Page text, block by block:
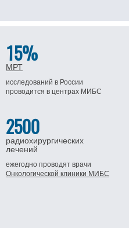
15%
МРТ
исследований в России
проводится в центрах МИБС
2500
радиохирургических
лечений
ежегодно проводят врачи
Онкологической клиники МИБС